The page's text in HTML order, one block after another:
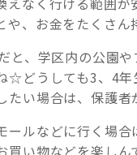
や、お金をたくさ
と、学区内の公園
☆どうしても3、4
たい場合は、保護
ールなどに行く場
買い物などを楽し